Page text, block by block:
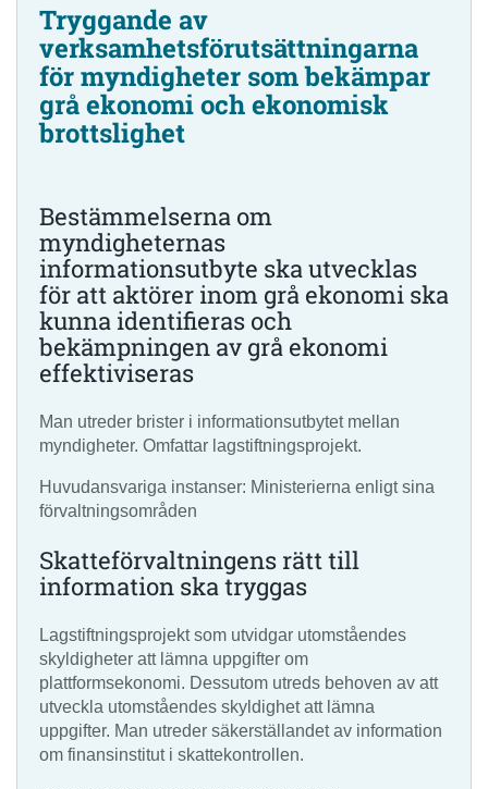
Tryggande av
verksamhetsförutsättningarna
för myndigheter som bekämpar
grå ekonomi och ekonomisk
brottslighet
Bestämmelserna om
myndigheternas
informationsutbyte ska utvecklas
för att aktörer inom grå ekonomi ska
kunna identifieras och
bekämpningen av grå ekonomi
effektiviseras
Man utreder brister i informationsutbytet mellan
myndigheter. Omfattar lagstiftningsprojekt.
Huvudansvariga instanser: Ministerierna enligt sina
förvaltningsområden
Skatteförvaltningens rätt till
information ska tryggas
Lagstiftningsprojekt som utvidgar utomståendes
skyldigheter att lämna uppgifter om
plattformsekonomi. Dessutom utreds behoven av att
utveckla utomståendes skyldighet att lämna
uppgifter. Man utreder säkerställandet av information
om finansinstitut i skattekontrollen.